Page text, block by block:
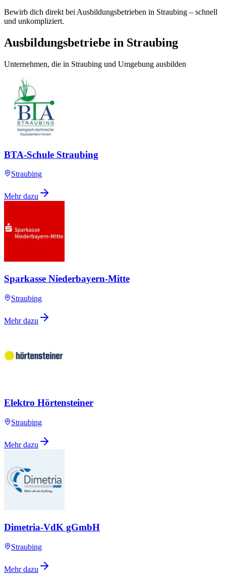
Bewirb dich direkt bei Ausbildungsbetrieben in Straubing – schnell
und unkompliziert.
Ausbildungsbetriebe in Straubing
Unternehmen, die in Straubing und Umgebung ausbilden
BTA-Schule Straubing
Straubing
Mehr dazu
Sparkasse Niederbayern-Mitte
Straubing
Mehr dazu
Elektro Hörtensteiner
Straubing
Mehr dazu
Dimetria-VdK gGmbH
Straubing
Mehr dazu